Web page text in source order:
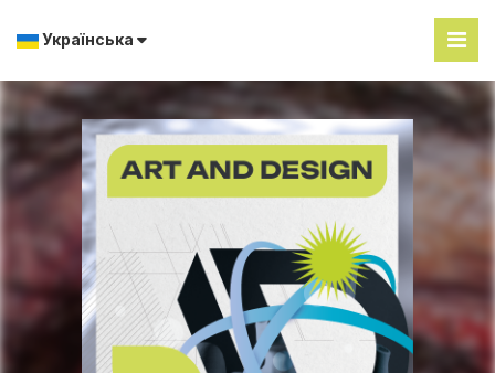
Українська